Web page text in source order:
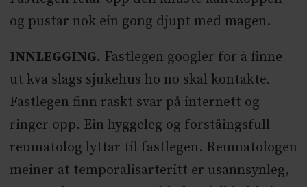
og pustar nok ein gong djupt med magen.
INNLEGGING. Fastlegen googler for å finne
ut kva slags sjukehus ho no skal kontakte.
Fastlegen finn raskt svar på internett og
ringer opp. Ein hyggeleg og forståingsfull
reumatolog lyttar til fastlegen. Reumatologen
meiner at temporalisarteritt er usannsynleg,